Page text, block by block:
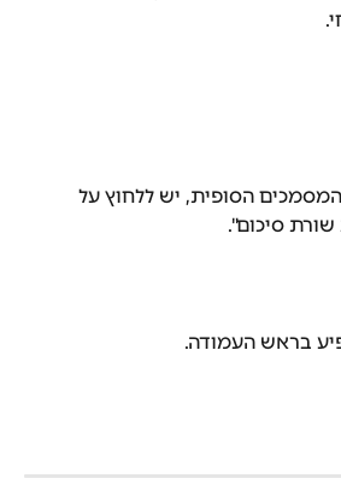
הסופית, יש ללחוץ על
סיכום".
בראש העמודה.